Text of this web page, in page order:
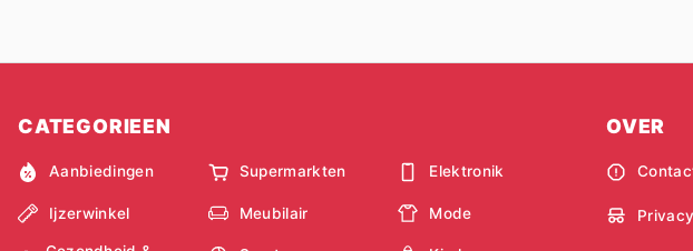
CATEGORIEEN
Aanbiedingen Supermarkten Elektronik
Ijzerwinkel Meubilair Mode
OVER